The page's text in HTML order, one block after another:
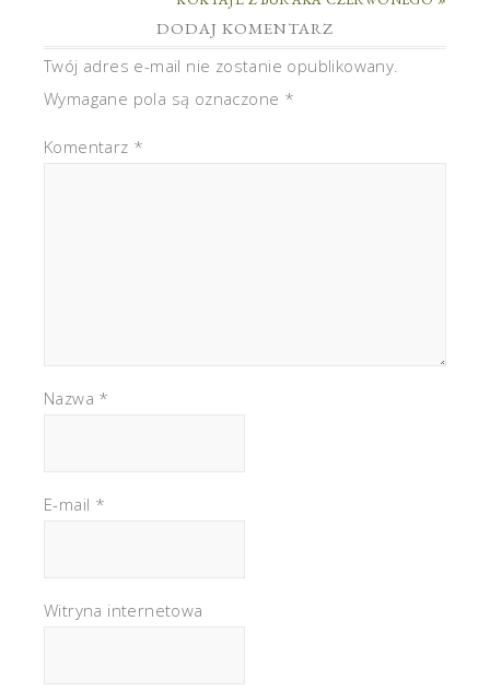
DODAJ KOMENTARZ
Twój adres e-mail nie zostanie opublikowany.
Wymagane pola są oznaczone *
Komentarz *
Nazwa *
E-mail *
Witryna internetowa